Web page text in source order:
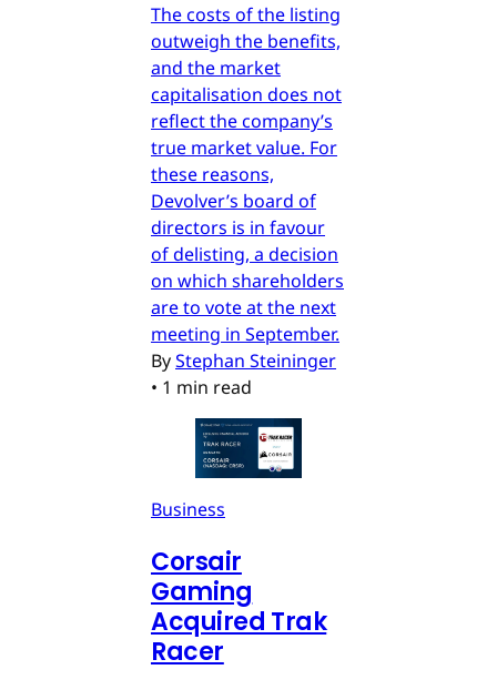
The costs of the listing
outweigh the benefits,
and the market
capitalisation does not
reflect the company’s
true market value. For
these reasons,
Devolver’s board of
directors is in favour
of delisting, a decision
on which shareholders
are to vote at the next
meeting in September.
ByStephan Steininger
• 1 min read
Business
Corsair
Gaming
Acquired Trak
Racer